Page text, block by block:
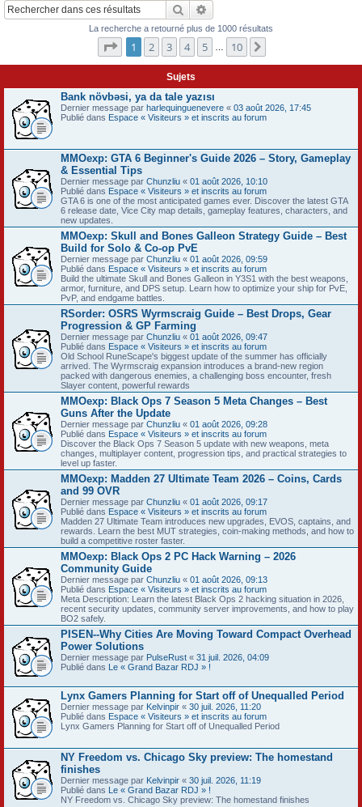
Rechercher
La recherche a retourné plus de 1000 résultats
Page sur10
1 2 3 4 5 10
Sujets
Bank növbəsi, ya da tale yazısı
Dernier message par harlequinguenevere « 03 août 2026, 17:45
Publié dans Espace « Visiteurs » et inscrits au forum
MMOexp: GTA 6 Beginner's Guide 2026 – Story, Gameplay
& Essential Tips
Dernier message par Chunzliu « 01 août 2026, 10:10
Publié dans Espace « Visiteurs » et inscrits au forum
GTA 6 is one of the most anticipated games ever. Discover the latest GTA
6 release date, Vice City map details, gameplay features, characters, and
new updates.
MMOexp: Skull and Bones Galleon Strategy Guide – Best
Build for Solo & Co-op PvE
Dernier message par Chunzliu « 01 août 2026, 09:59
Publié dans Espace « Visiteurs » et inscrits au forum
Build the ultimate Skull and Bones Galleon in Y3S1 with the best weapons,
armor, furniture, and DPS setup. Learn how to optimize your ship for PvE,
PvP, and endgame battles.
RSorder: OSRS Wyrmscraig Guide – Best Drops, Gear
Progression & GP Farming
Dernier message par Chunzliu « 01 août 2026, 09:47
Publié dans Espace « Visiteurs » et inscrits au forum
Old School RuneScape's biggest update of the summer has officially
arrived. The Wyrmscraig expansion introduces a brand-new region
packed with dangerous enemies, a challenging boss encounter, fresh
Slayer content, powerful rewards
MMOexp: Black Ops 7 Season 5 Meta Changes – Best
Guns After the Update
Dernier message par Chunzliu « 01 août 2026, 09:28
Publié dans Espace « Visiteurs » et inscrits au forum
Discover the Black Ops 7 Season 5 update with new weapons, meta
changes, multiplayer content, progression tips, and practical strategies to
level up faster.
MMOexp: Madden 27 Ultimate Team 2026 – Coins, Cards
and 99 OVR
Dernier message par Chunzliu « 01 août 2026, 09:17
Publié dans Espace « Visiteurs » et inscrits au forum
Madden 27 Ultimate Team introduces new upgrades, EVOS, captains, and
rewards. Learn the best MUT strategies, coin-making methods, and how to
build a competitive roster faster.
MMOexp: Black Ops 2 PC Hack Warning – 2026
Community Guide
Dernier message par Chunzliu « 01 août 2026, 09:13
Publié dans Espace « Visiteurs » et inscrits au forum
Meta Description: Learn the latest Black Ops 2 hacking situation in 2026,
recent security updates, community server improvements, and how to play
BO2 safely.
PISEN--Why Cities Are Moving Toward Compact Overhead
Power Solutions
Dernier message par PulseRust « 31 juil. 2026, 04:09
Publié dans Le « Grand Bazar RDJ » !
Lynx Gamers Planning for Start off of Unequalled Period
Dernier message par Kelvinpir « 30 juil. 2026, 11:20
Publié dans Espace « Visiteurs » et inscrits au forum
Lynx Gamers Planning for Start off of Unequalled Period
NY Freedom vs. Chicago Sky preview: The homestand
finishes
Dernier message par Kelvinpir « 30 juil. 2026, 11:19
Publié dans Le « Grand Bazar RDJ » !
NY Freedom vs. Chicago Sky preview: The homestand finishes